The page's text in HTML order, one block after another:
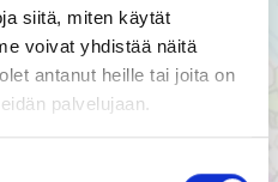
siitä, miten käytät
voivat yhdistää näitä
antanut heille tai joita on
palvelujaan.